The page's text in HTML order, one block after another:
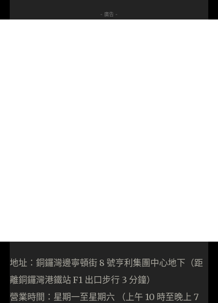
- 廣告 -
地址：銅鑼灣邊寧頓街 8 號亨利集團中心地下（距
離銅鑼灣港鐵站 F1 出口步行 3 分鐘）
營業時間：星期一至星期六 （上午 10 時至晚上 7